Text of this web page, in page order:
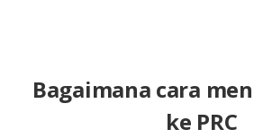
Bagaimana cara
ke PRC